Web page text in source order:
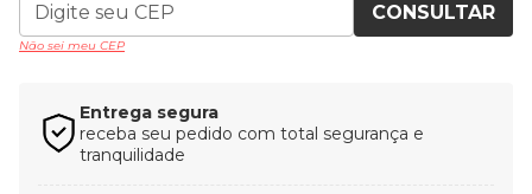
CONSULTAR
Não sei meu CEP
Entrega segura
receba seu pedido com total segurança e
tranquilidade